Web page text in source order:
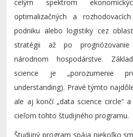
celým spektrom
optimalizačných a
podniku alebo logistiky cez
stratégii až po
národnom hospodárstve.
science je „porozumenie
understanding). Pravé týmto
ale aj končí „data science circle“
cieľom tohto študijného programu.
Študijný program spája niekoľko